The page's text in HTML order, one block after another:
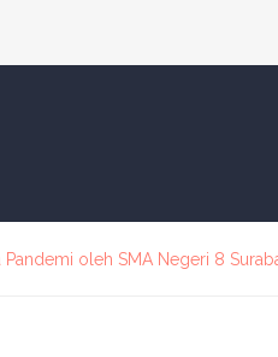
Pandemi oleh SMA Negeri 8